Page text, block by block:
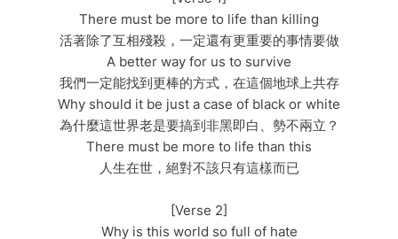
There must be more to life than killing
活著除了互相殘殺，一定還有更重要的事情要做
A better way for us to survive
我們一定能找到更棒的方式，在這個地球上共存
Why should it be just a case of black or white
為什麼這世界老是要搞到非黑即白、勢不兩立？
There must be more to life than this
人生在世，絕對不該只有這樣而已
[Verse 2]
Why is this world so full of hate